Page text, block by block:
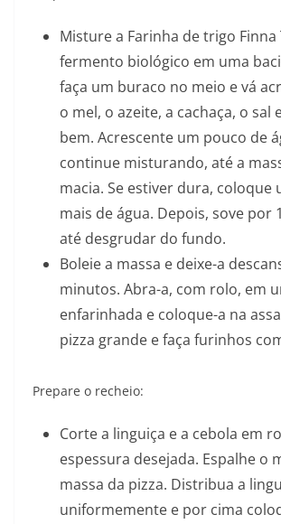
Misture a Farinha de trigo Finna
fermento biológico em uma
faça um buraco no meio e vá
o mel, o azeite, a cachaça, o sal
bem. Acrescente um pouco de
continue misturando, até a
macia. Se estiver dura, coloque
mais de água. Depois, sove por
até desgrudar do fundo.
Boleie a massa e deixe-a
minutos. Abra-a, com rolo, em
enfarinhada e coloque-a na
pizza grande e faça furinhos
Prepare o recheio:
Corte a linguiça e a cebola em
espessura desejada. Espalhe o
massa da pizza. Distribua a
uniformemente e por cima